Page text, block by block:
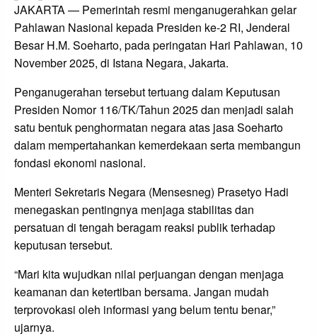
JAKARTA — Pemerintah resmi menganugerahkan gelar
Pahlawan Nasional kepada Presiden ke-2 RI, Jenderal
Besar H.M. Soeharto, pada peringatan Hari Pahlawan, 10
November 2025, di Istana Negara, Jakarta.
Penganugerahan tersebut tertuang dalam Keputusan
Presiden Nomor 116/TK/Tahun 2025 dan menjadi salah
satu bentuk penghormatan negara atas jasa Soeharto
dalam mempertahankan kemerdekaan serta membangun
fondasi ekonomi nasional.
Menteri Sekretaris Negara (Mensesneg) Prasetyo Hadi
menegaskan pentingnya menjaga stabilitas dan
persatuan di tengah beragam reaksi publik terhadap
keputusan tersebut.
“Mari kita wujudkan nilai perjuangan dengan menjaga
keamanan dan ketertiban bersama. Jangan mudah
terprovokasi oleh informasi yang belum tentu benar,”
ujarnya.